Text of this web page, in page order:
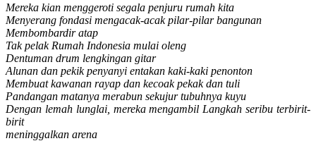
Mereka kian menggeroti segala penjuru rumah kita
Menyerang fondasi mengacak-acak pilar-pilar bangunan
Membombardir atap
Tak pelak Rumah Indonesia mulai oleng
Dentuman drum lengkingan gitar
Alunan dan pekik penyanyi entakan kaki-kaki penonton
Membuat kawanan rayap dan kecoak pekak dan tuli
Pandangan matanya merabun sekujur tubuhnya kuyu
Dengan lemah lunglai, mereka mengambil Langkah seribu terbirit-
birit
meninggalkan arena